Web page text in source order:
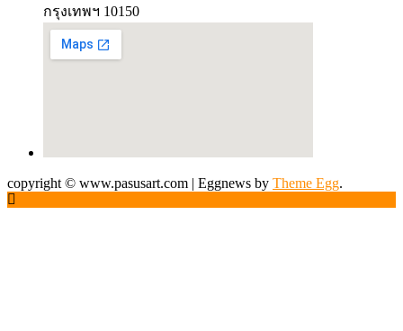
กรุงเทพฯ 10150
copyright © www.pasusart.com | Eggnews by Theme Egg.